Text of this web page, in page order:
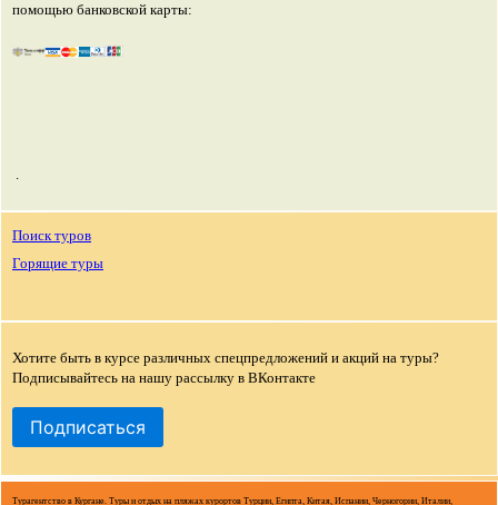
помощью банковской карты:
Поиск туров
Горящие туры
Хотите быть в курсе различных спецпредложений и акций на туры?
Подписывайтесь на нашу рассылку в ВКонтакте
Подписаться
Турагентство в Кургане. Туры и отдых на пляжах курортов Турции, Египта, Китая, Испании, Черногории, Италии,